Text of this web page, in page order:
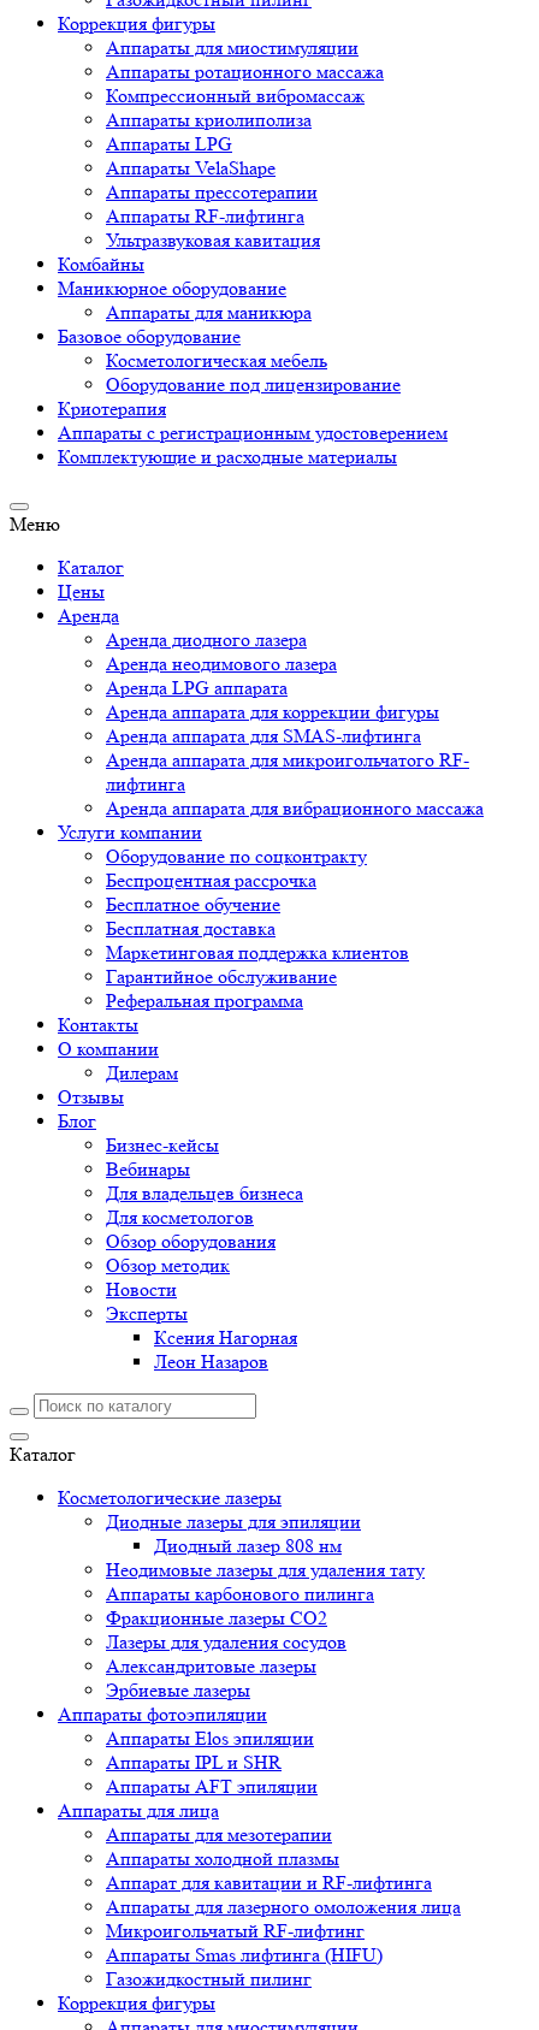
Коррекция фигуры
Аппараты для миостимуляции
Аппараты ротационного массажа
Компрессионный вибромассаж
Аппараты криолиполиза
Аппараты LPG
Аппараты VelaShape
Аппараты прессотерапии
Аппараты RF-лифтинга
Ультразвуковая кавитация
Комбайны
Маникюрное оборудование
Аппараты для маникюра
Базовое оборудование
Косметологическая мебель
Оборудование под лицензирование
Криотерапия
Аппараты c регистрационным удостоверением
Комплектующие и расходные материалы
Меню
Каталог
Цены
Аренда
Аренда диодного лазера
Аренда неодимового лазера
Аренда LPG аппарата
Аренда аппарата для коррекции фигуры
Аренда аппарата для SMAS-лифтинга
Аренда аппарата для микроигольчатого RF-
лифтинга
Аренда аппарата для вибрационного массажа
Услуги компании
Оборудование по соцконтракту
Беспроцентная рассрочка
Бесплатное обучение
Бесплатная доставка
Маркетинговая поддержка клиентов
Гарантийное обслуживание
Реферальная программа
Контакты
О компании
Дилерам
Отзывы
Блог
Бизнес-кейсы
Вебинары
Для владельцев бизнеса
Для косметологов
Обзор оборудования
Обзор методик
Новости
Эксперты
Ксения Нагорная
Леон Назаров
Каталог
Косметологические лазеры
Диодные лазеры для эпиляции
Диодный лазер 808 нм
Неодимовые лазеры для удаления тату
Аппараты карбонового пилинга
Фракционные лазеры CO2
Лазеры для удаления сосудов
Александритовые лазеры
Эрбиевые лазеры
Аппараты фотоэпиляции
Аппараты Elos эпиляции
Аппараты IPL и SHR
Аппараты AFT эпиляции
Аппараты для лица
Аппараты для мезотерапии
Аппараты холодной плазмы
Аппарат для кавитации и RF-лифтинга
Аппараты для лазерного омоложения лица
Микроигольчатый RF-лифтинг
Аппараты Smas лифтинга (HIFU)
Газожидкостный пилинг
Коррекция фигуры